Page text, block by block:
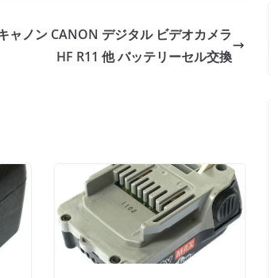
ャノン CANON デジタル ビデオカメラ
HF R11 他 バッテリーセル交換